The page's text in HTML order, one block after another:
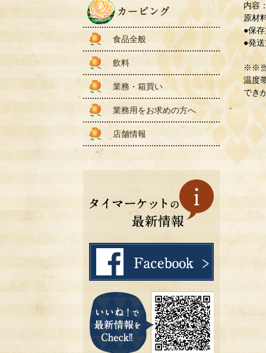
内容
原材
●保
●発
※※当
温度
でき
食品全般
飲料
業務・箱買い
業務用をお求めの方へ
店舗情報